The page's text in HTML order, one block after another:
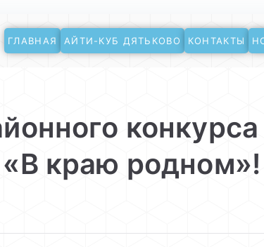
Глинищево
ГЛАВНАЯ АЙТИ-КУБ ДЯТЬКОВО КОНТАКТЫ
«В краю родном»!